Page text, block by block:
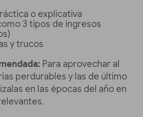
o explicativa
3 tipos de ingresos
y trucos
Para aprovechar al
perdurables y las de último
en las épocas del año en